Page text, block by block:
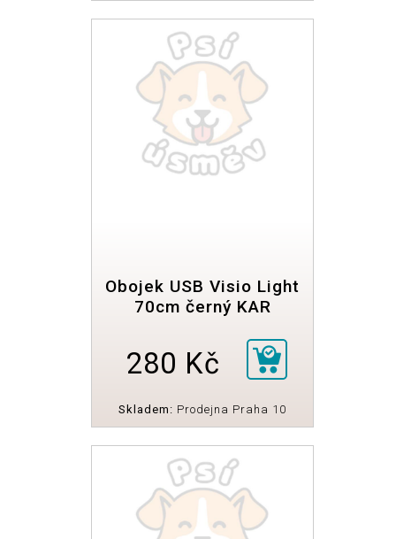
Obojek USB Visio Light
70cm černý KAR
280 Kč
Skladem: Prodejna Praha 10